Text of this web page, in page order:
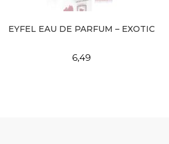
EYFEL EAU DE PARFUM – EXOTIC
6,49